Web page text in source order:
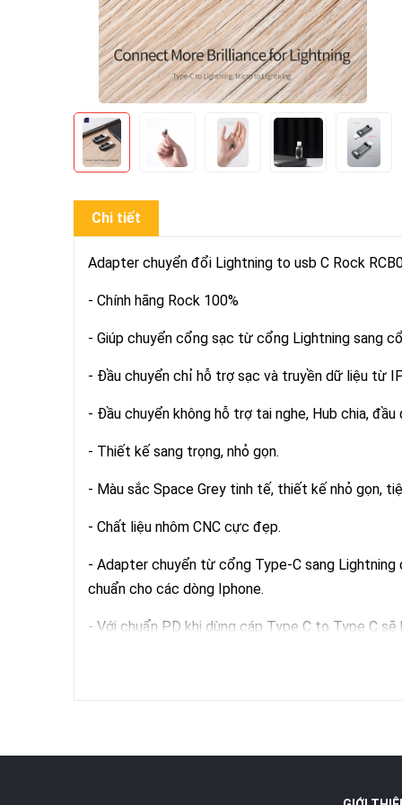
Chi tiết
Adapter chuyển đổi Lightning to usb C Rock
- Chính hãng Rock 100%
- Giúp chuyển cổng sạc từ cổng Lightning sang
- Đầu chuyển chỉ hỗ trợ sạc và truyền dữ liệu từ
- Đầu chuyển không hỗ trợ tai nghe, Hub chia, đầu
- Thiết kế sang trọng, nhỏ gọn.
- Màu sắc Space Grey tinh tế, thiết kế nhỏ gọn,
- Chất liệu nhôm CNC cực đẹp.
- Adapter chuyển từ cổng Type-C sang
chuẩn cho các dòng Iphone.
- Với chuẩn PD khi dùng cáp Type C to Type C
- LƯU Ý: + Jack này hỗ trợ sạc tốt với cáp USB-
IPhone IPad IOS vô máy tính PC, laptop qua